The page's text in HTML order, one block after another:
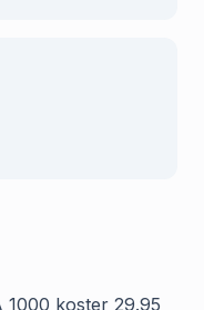
1000 koster 29.95